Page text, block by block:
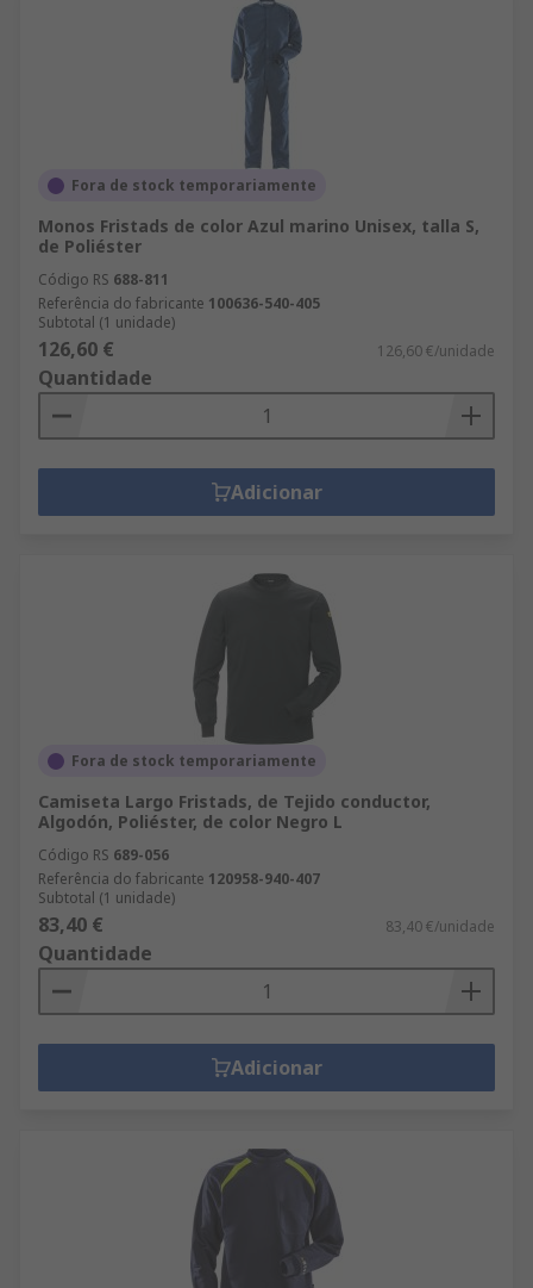
Fora de stock temporariamente
Monos Fristads de color Azul marino Unisex, talla S,
de Poliéster
Código RS 688-811
Referência do fabricante 100636-540-405
Subtotal (1 unidade)
126,60 € 126,60 €/unidade
Quantidade
Adicionar
Fora de stock temporariamente
Camiseta Largo Fristads, de Tejido conductor,
Algodón, Poliéster, de color Negro L
Código RS 689-056
Referência do fabricante 120958-940-407
Subtotal (1 unidade)
83,40 € 83,40 €/unidade
Quantidade
Adicionar